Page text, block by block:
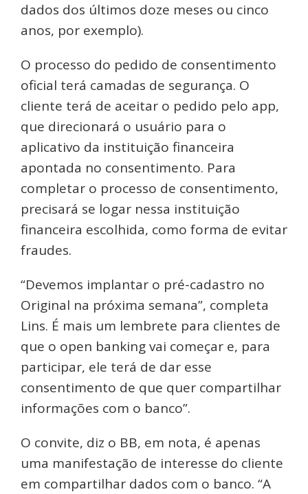
dados dos últimos doze meses ou cinco
anos, por exemplo).
O processo do pedido de consentimento
oficial terá camadas de segurança. O
cliente terá de aceitar o pedido pelo app,
que direcionará o usuário para o
aplicativo da instituição financeira
apontada no consentimento. Para
completar o processo de consentimento,
precisará se logar nessa instituição
financeira escolhida, como forma de evitar
fraudes.
“Devemos implantar o pré-cadastro no
Original na próxima semana”, completa
Lins. É mais um lembrete para clientes de
que o open banking vai começar e, para
participar, ele terá de dar esse
consentimento de que quer compartilhar
informações com o banco”.
O convite, diz o BB, em nota, é apenas
uma manifestação de interesse do cliente
em compartilhar dados com o banco. “A